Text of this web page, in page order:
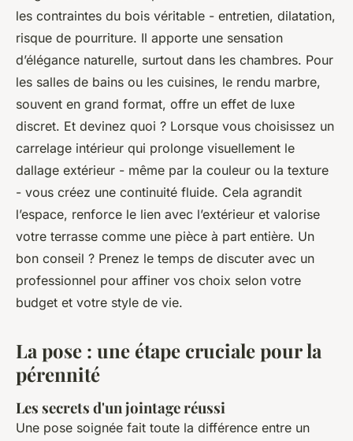
les contraintes du bois véritable - entretien, dilatation,
risque de pourriture. Il apporte une sensation
d’élégance naturelle, surtout dans les chambres. Pour
les salles de bains ou les cuisines, le rendu marbre,
souvent en grand format, offre un effet de luxe
discret. Et devinez quoi ? Lorsque vous choisissez un
carrelage intérieur qui prolonge visuellement le
dallage extérieur - même par la couleur ou la texture
- vous créez une continuité fluide. Cela agrandit
l’espace, renforce le lien avec l’extérieur et valorise
votre terrasse comme une pièce à part entière. Un
bon conseil ? Prenez le temps de discuter avec un
professionnel pour affiner vos choix selon votre
budget et votre style de vie.
La pose : une étape cruciale pour la
pérennité
Les secrets d'un jointage réussi
Une pose soignée fait toute la différence entre un